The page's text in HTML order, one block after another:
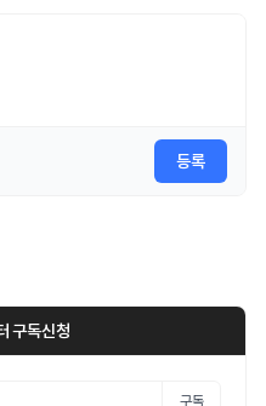
등록
구독신청
구독